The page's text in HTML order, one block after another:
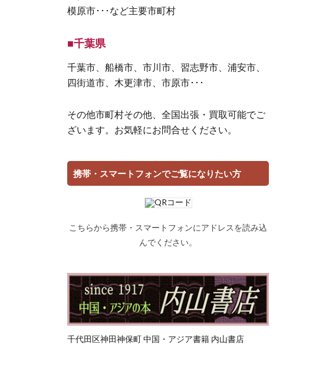
模原市･･･など主要市町村
■千葉県
千葉市、船橋市、市川市、習志野市、浦安市、
四街道市、木更津市、市原市･･･
その他市町村その他、全国出張・買取可能でご
ざいます。お気軽にお問合せください。
携帯・スマートフォンでご覧になりたい方
こちらから携帯・スマートフォンにアドレスを読み込
んでください。
千代田区神田神保町 中国・アジア書籍 内山書店